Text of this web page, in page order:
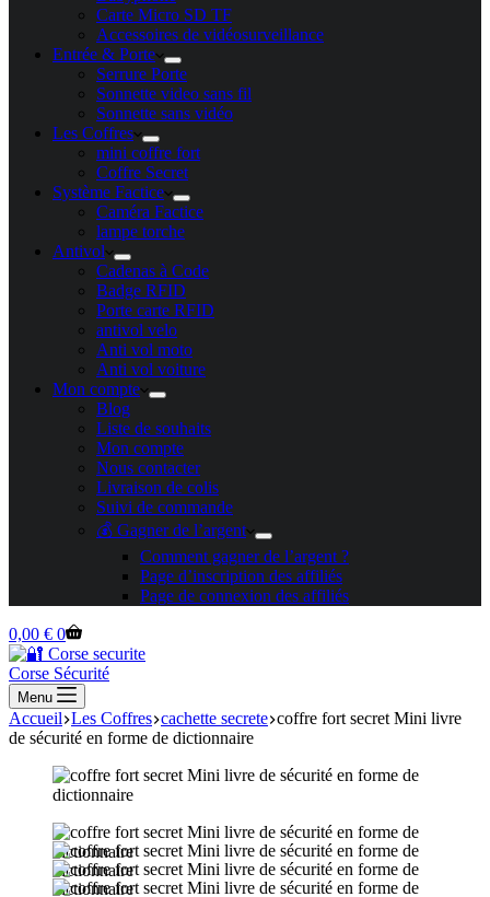
Carte Micro SD TF
Accessoires de vidéosurveillance
Entrée & Porte
Serrure Porte
Sonnette video sans fil
Sonnette sans vidéo
Les Coffres
mini coffre fort
Coffre Secret
Système Factice
Caméra Factice
lampe torche
Antivol
Cadenas à Code
Badge RFID
Porte carte​ RFID
antivol velo
Anti vol moto
Anti vol voiture
Mon compte
Blog
Liste de souhaits
Mon compte
Nous contacter
Livraison de colis
Suivi de commande
💰 Gagner de l’argent
Comment gagner de l’argent ?
Page d’inscription des affiliés
Page de connexion des affiliés
Panier
d’achat
0,00 € 0
Corse Sécurité
Menu
Accueil Les Coffres cachette secrete coffre fort secret Mini livre
de sécurité en forme de dictionnaire